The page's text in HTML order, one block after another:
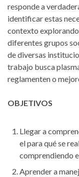
responde a
identificar estas
contexto
diferentes grupos
de diversas
trabajo busca
reglamenten o
OBJETIVOS
Llegar a
el para qué se
comprendiendo
Aprender a